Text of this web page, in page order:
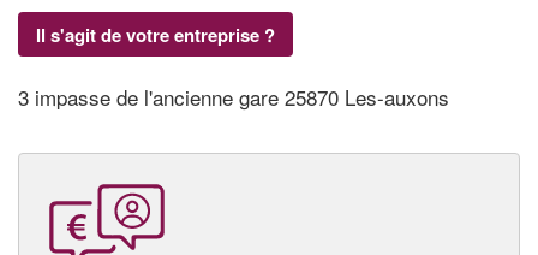
Il s'agit de votre entreprise ?
3 impasse de l'ancienne gare 25870 Les-auxons